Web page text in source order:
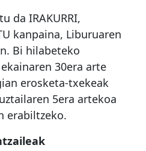
da IRAKURRI,
kanpaina, Liburuaren
Bi hilabeteko
30era arte
erosketa-txekeak
5era artekoa
erabiltzeko.